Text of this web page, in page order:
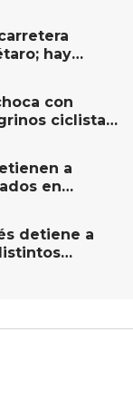
San Juan del
hay
con
ciclistas
Querétaro
a
en
detiene a